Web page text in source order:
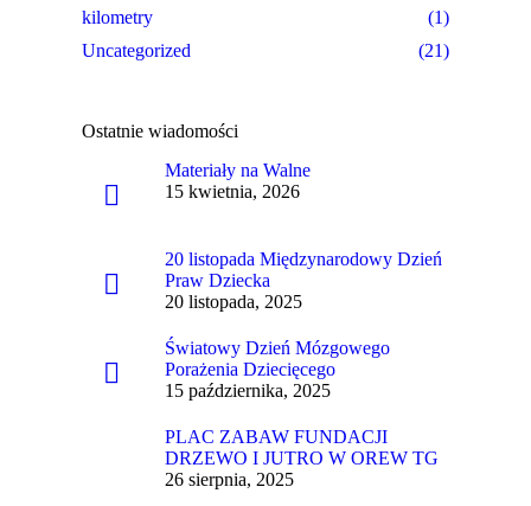
kilometry
(1)
Uncategorized
(21)
Ostatnie wiadomości
Materiały na Walne
15 kwietnia, 2026
20 listopada Międzynarodowy Dzień
Praw Dziecka
20 listopada, 2025
Światowy Dzień Mózgowego
Porażenia Dziecięcego
15 października, 2025
PLAC ZABAW FUNDACJI
DRZEWO I JUTRO W OREW TG
26 sierpnia, 2025